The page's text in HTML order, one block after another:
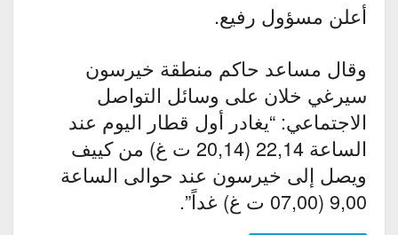
أعلن مسؤول رفيع.
وقال مساعد حاكم منطقة خيرسون
سيرغي خلان على وسائل التواصل
الاجتماعي: “يغادر أول قطار اليوم عند
الساعة 22,14 (20,14 ت غ) من كييف
ويصل إلى خيرسون عند حوالى الساعة
9,00 (07,00 ت غ) غداً”.